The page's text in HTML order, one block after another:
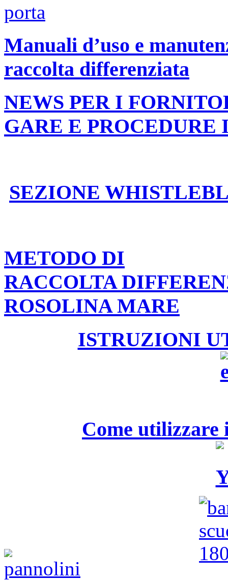
Manuali d’uso e
raccolta differenziata
NEWS PER I
GARE E PROCEDURE
SEZIONE
METODO DI
RACCOLTA
ROSOLINA MARE
ISTRUZIONI
Come utilizzare